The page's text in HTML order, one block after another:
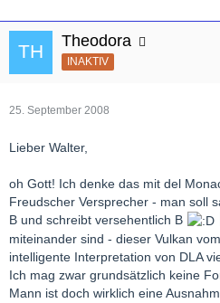
Theodora
INAKTIV
25. September 2008
Lieber Walter,
oh Gott! Ich denke das mit del
Freudscher Versprecher - man soll
B und schreibt versehentlich B
miteinander sind - dieser Vulkan
intelligente Interpretation von DLA
Ich mag zwar grundsätzlich keine
Mann ist doch wirklich eine